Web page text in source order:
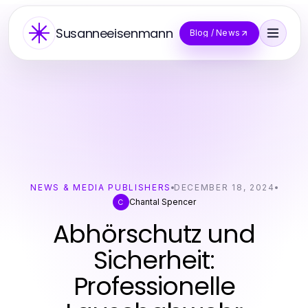
Susanneeisenmann Blog / News
NEWS & MEDIA PUBLISHERS DECEMBER 18, 2024
C Chantal Spencer
Abhörschutz und
Sicherheit:
Professionelle